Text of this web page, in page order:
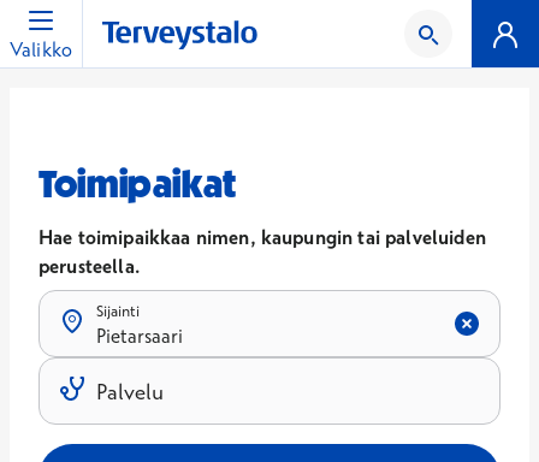
Valikko
Toimipaikat
Hae toimipaikkaa nimen, kaupungin tai palveluiden
perusteella.
Sijainti
Pietarsaari
Tulokset päivittyvät, kun kirjoitat hakukenttään.
Palvelu
Tulokset päivittyvät, kun kirjoitat hakukenttään.